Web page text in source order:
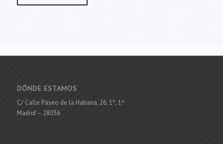
DÓNDE ESTAMOS
C/ Calle Paseo de la Habana, 26, 1º, 1ª
Madrid – 28036